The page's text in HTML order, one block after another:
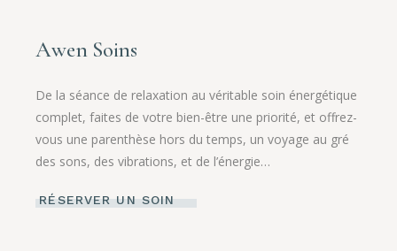
Awen Soins
De la séance de relaxation au véritable soin énergétique
complet, faites de votre bien-être une priorité, et offrez-
vous une parenthèse hors du temps, un voyage au gré
des sons, des vibrations, et de l’énergie…
RÉSERVER UN SOIN